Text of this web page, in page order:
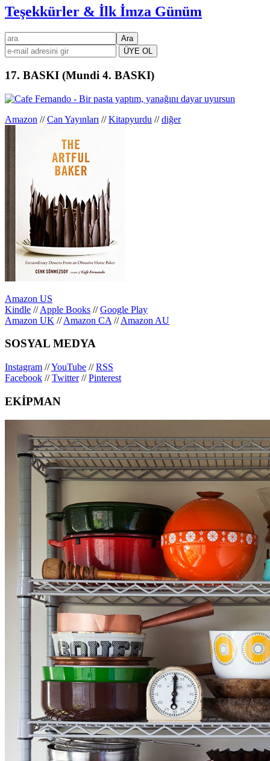
Teşekkürler & İlk İmza Günüm
Birincil
kenar
çubuğu
ara
17. BASKI (Mundi 4. BASKI)
Amazon //Can Yayınları //Kitapyurdu //diğer
Amazon US
Kindle //Apple Books //Google Play
Amazon UK //Amazon CA //Amazon AU
SOSYAL MEDYA
Instagram //YouTube //RSS
Facebook //Twitter//Pinterest
EKİPMAN